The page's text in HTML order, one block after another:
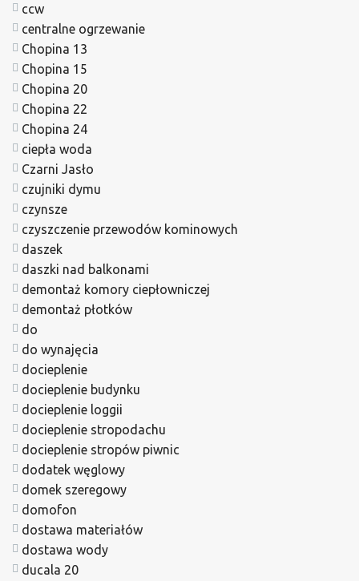
ccw
centralne ogrzewanie
Chopina 13
Chopina 15
Chopina 20
Chopina 22
Chopina 24
ciepła woda
Czarni Jasło
czujniki dymu
czynsze
czyszczenie przewodów kominowych
daszek
daszki nad balkonami
demontaż komory ciepłowniczej
demontaż płotków
do
do wynajęcia
docieplenie
docieplenie budynku
docieplenie loggii
docieplenie stropodachu
docieplenie stropów piwnic
dodatek węglowy
domek szeregowy
domofon
dostawa materiałów
dostawa wody
ducala 20